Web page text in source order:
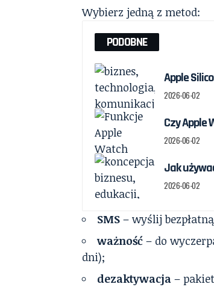
Wybierz jedną z metod:
PODOBNE
Apple
2026-06-02
Czy Apple
2026-06-02
Jak
2026-06-02
SMS – wyślij
ważność – do
dni);
dezaktywacja –